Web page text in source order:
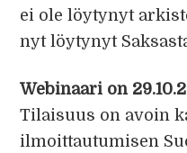
ei ole löytynyt
nyt löytynyt
Webinaari on
Tilaisuus on avoin
ilmoittautumisen